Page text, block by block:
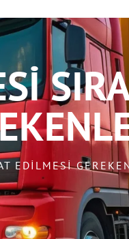
EDILMESI